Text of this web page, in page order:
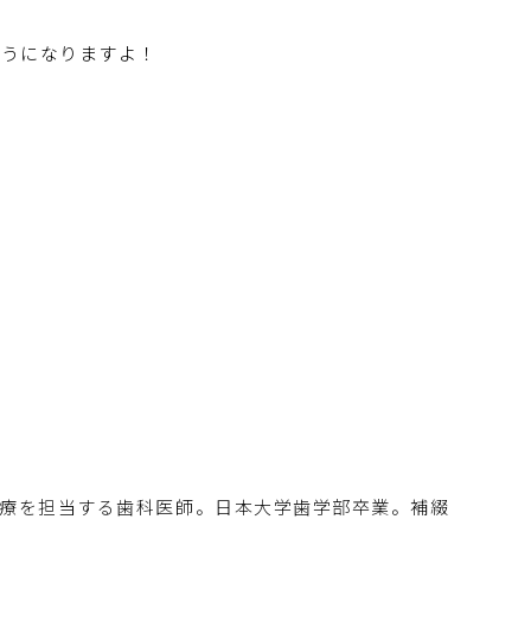
になりますよ！
を担当する歯科医師。日本大学歯学部卒業。補綴